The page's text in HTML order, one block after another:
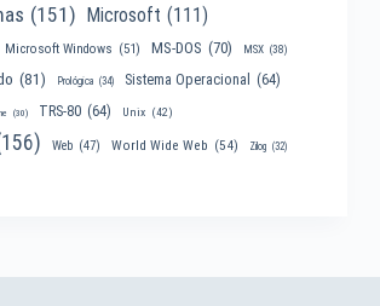
(151) Microsoft (111)
Microsoft Windows (51) MS-DOS (70) MSX (38)
(81) Prológica (34) Sistema Operacional (64)
(30) TRS-80 (64) Unix (42)
Web (47) World Wide Web (54) Zilog (32)